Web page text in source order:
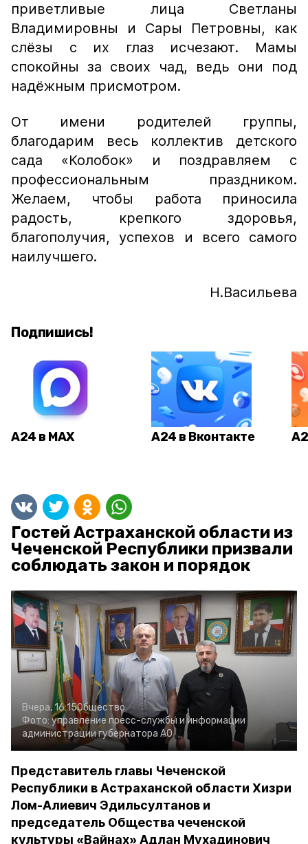
приветливые лица Светланы
Владимировны и Сары Петровны, как
слёзы с их глаз исчезают. Мамы
спокойны за своих чад, ведь они под
надёжным присмотром.
От имени родителей группы,
благодарим весь коллектив детского
сада «Колобок» и поздравляем с
профессиональным праздником.
Желаем, чтобы работа приносила
радость, крепкого здоровья,
благополучия, успехов и всего самого
наилучшего.
Н.Васильева
Подпишись!
А24 в MAX А24 в Вконтакте
Гостей Астраханской области из
Чеченской Республики призвали
соблюдать закон и порядок
Вчера, 16:15Общество
Фото: управление пресс-службы и информации
администрации губернатора АО
Представитель главы Чеченской
Республики в Астраханской области Хизри
Лом-Алиевич Эдильсултанов и
председатель Общества чеченской
культуры «Вайнах» Адлан Мухадинович